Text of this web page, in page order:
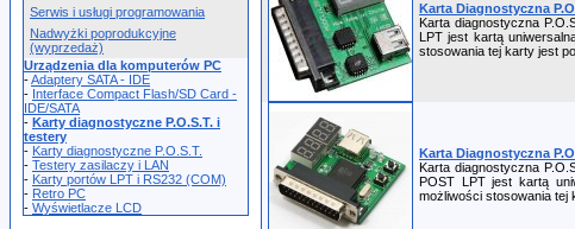
Serwis i usługi programowania
Nadwyżki poprodukcyjne
(wyprzedaż)
Urządzenia dla komputerów PC
-Adaptery SATA - IDE
- Interface Compact Flash/SD Card -
IDE/SATA
- Karty diagnostyczne P.O.S.T. i
testery
- Karty diagnostyczne P.O.S.T.
- Testery zasilaczy i LAN
- Karty portów LPT i RS232 (COM)
- Retro PC
- Wyświetlacze LCD
Karta Diagnostyczna
Karta diagnostyczna
LPT jest kartą
stosowania tej karty jest
Karta Diagnostyczna
Karta diagnostyczna
POST LPT jest kartą
możliwości stosowania tej